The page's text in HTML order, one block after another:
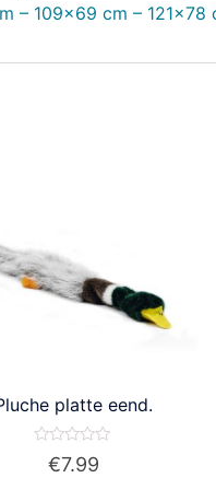
– 109×69 cm – 121×78
platte eend.
Waardering
€7.99